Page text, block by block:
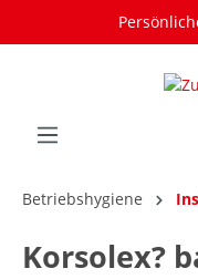
Betriebshygiene
Korsolex?